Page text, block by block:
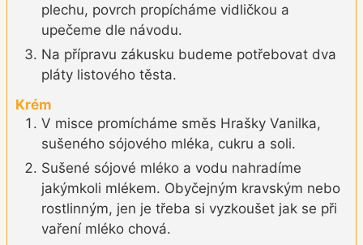
plechu, povrch propícháme vidličkou a
upečeme dle návodu.
Na přípravu zákusku budeme potřebovat dva
pláty listového těsta.
Krém
V misce promícháme směs Hrašky Vanilka,
sušeného sójového mléka, cukru a soli.
Sušené sójové mléko a vodu nahradíme
jakýmkoli mlékem. Obyčejným kravským nebo
rostlinným, jen je třeba si vyzkoušet jak se při
vaření mléko chová.